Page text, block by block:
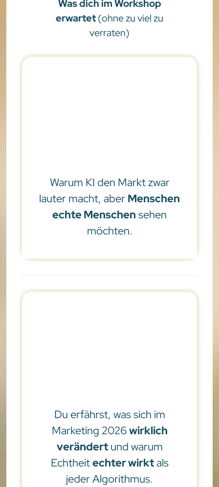
Was dich im Workshop
erwartet(ohne zu viel zu
verraten)
Warum KI den Markt zwar
lauter macht, aber Menschen
echte Menschen sehen
möchten.
Du erfährst, was sich im
Marketing 2026wirklich
verändertund warum
Echtheitechter wirktals
jeder Algorithmus.